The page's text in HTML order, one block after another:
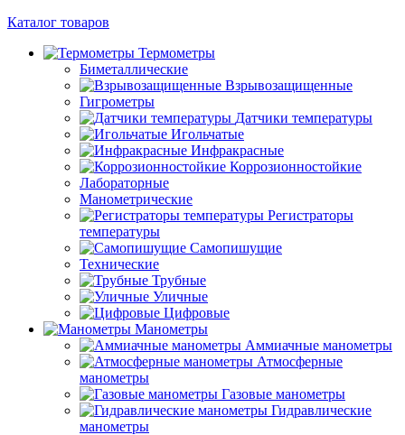
Каталог товаров
Термометры
Биметаллические
Взрывозащищенные
Гигрометры
Датчики температуры
Игольчатые
Инфракрасные
Коррозионностойкие
Лабораторные
Манометрические
Регистраторы
температуры
Самопишущие
Технические
Трубные
Уличные
Цифровые
Манометры
Аммиачные манометры
Атмосферные
манометры
Газовые манометры
Гидравлические
манометры